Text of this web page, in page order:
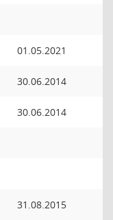
01.05.2021
30.06.2014
30.06.2014
31.08.2015